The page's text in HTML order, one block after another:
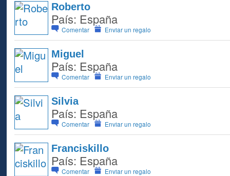
Roberto
País: España
Comentar Enviar un regalo
Miguel
País: España
Comentar Enviar un regalo
Silvia
País: España
Comentar Enviar un regalo
Franciskillo
País: España
Comentar Enviar un regalo